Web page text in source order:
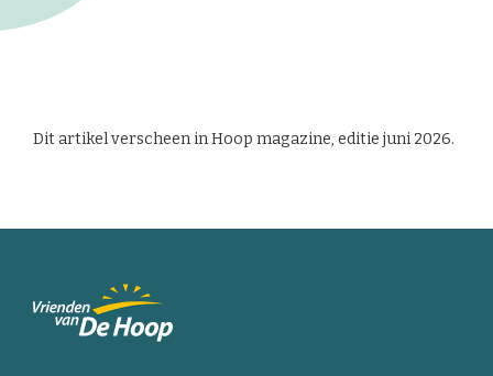
Dit artikel verscheen in Hoop magazine, editie juni 2026.